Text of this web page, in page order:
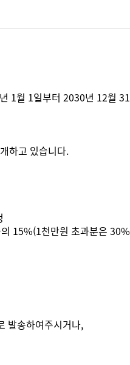
1월 1일부터 2030년 12월
하고 있습니다.
15%(1천만원 초과분은
발송하여주시거나,